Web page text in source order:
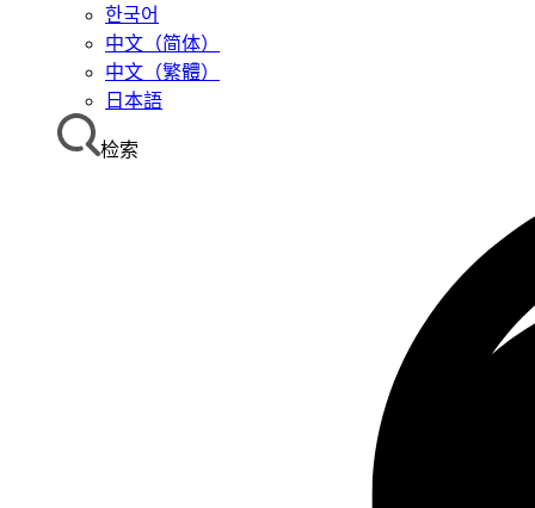
한국어
中文（简体）
中文（繁體）
日本語
检索